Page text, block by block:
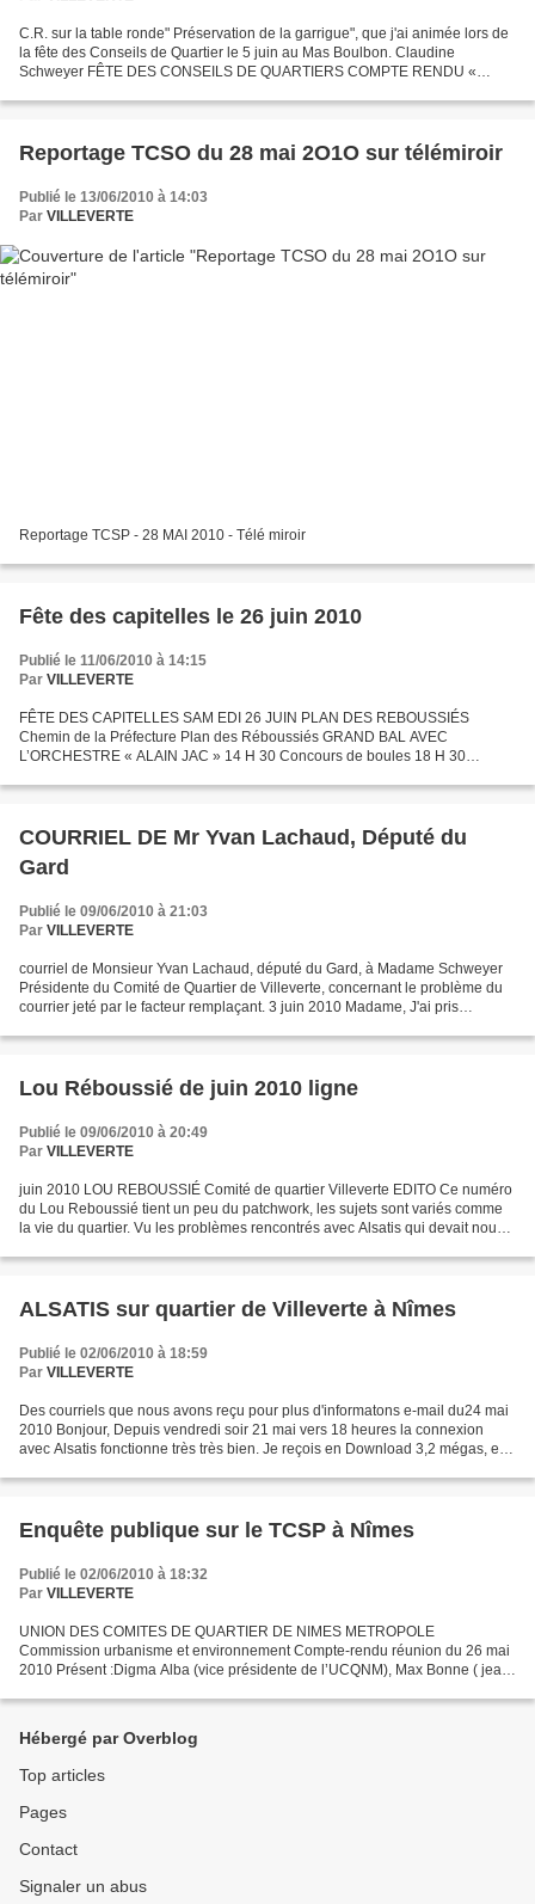
C.R. sur la table ronde" Préservation de la garrigue", que j'ai animée lors de
la fête des Conseils de Quartier le 5 juin au Mas Boulbon. Claudine
Schweyer FÊTE DES CONSEILS DE QUARTIERS COMPTE RENDU «
Reportage TCSO du 28 mai 2O1O sur télémiroir
Publié le 13/06/2010 à 14:03
Par VILLEVERTE
Reportage TCSP - 28 MAI 2010 - Télé miroir
Fête des capitelles le 26 juin 2010
Publié le 11/06/2010 à 14:15
Par VILLEVERTE
FÊTE DES CAPITELLES SAM EDI 26 JUIN PLAN DES REBOUSSIÉS
Chemin de la Préfecture Plan des Réboussiés GRAND BAL AVEC
L’ORCHESTRE « ALAIN JAC » 14 H 30 Concours de boules 18 H 30
COURRIEL DE Mr Yvan Lachaud, Député du
Gard
Publié le 09/06/2010 à 21:03
Par VILLEVERTE
courriel de Monsieur Yvan Lachaud, député du Gard, à Madame Schweyer
Présidente du Comité de Quartier de Villeverte, concernant le problème du
courrier jeté par le facteur remplaçant. 3 juin 2010 Madame, J'ai pris
Lou Réboussié de juin 2010 ligne
Publié le 09/06/2010 à 20:49
Par VILLEVERTE
juin 2010 LOU REBOUSSIÉ Comité de quartier Villeverte EDITO Ce numéro
du Lou Reboussié tient un peu du patchwork, les sujets sont variés comme
la vie du quartier. Vu les problèmes rencontrés avec Alsatis qui devait nous
ALSATIS sur quartier de Villeverte à Nîmes
Publié le 02/06/2010 à 18:59
Par VILLEVERTE
Des courriels que nous avons reçu pour plus d'informatons e-mail du24 mai
2010 Bonjour, Depuis vendredi soir 21 mai vers 18 heures la connexion
avec Alsatis fonctionne très très bien. Je reçois en Download 3,2 mégas, en
Enquête publique sur le TCSP à Nîmes
Publié le 02/06/2010 à 18:32
Par VILLEVERTE
UNION DES COMITES DE QUARTIER DE NIMES METROPOLE
Commission urbanisme et environnement Compte-rendu réunion du 26 mai
2010 Présent :Digma Alba (vice présidente de l’UCQNM), Max Bonne ( jean-
Hébergé par Overblog
Top articles
Pages
Contact
Signaler un abus